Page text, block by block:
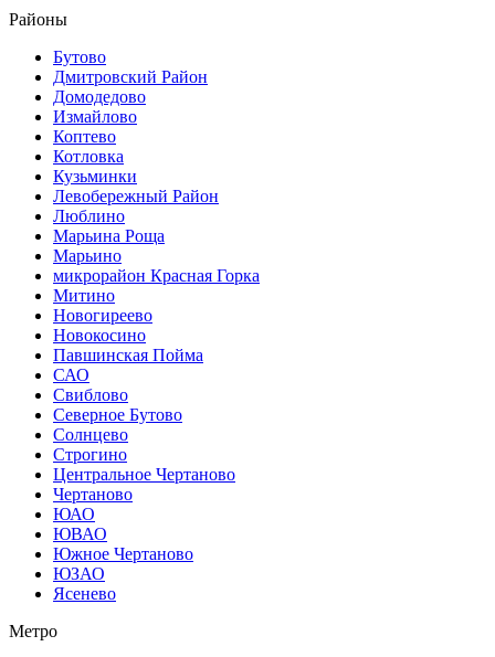
Районы
Бутово
Дмитровский Район
Домодедово
Измайлово
Коптево
Котловка
Кузьминки
Левобережный Район
Люблино
Марьина Роща
Марьино
микрорайон Красная Горка
Митино
Новогиреево
Новокосино
Павшинская Пойма
САО
Свиблово
Северное Бутово
Солнцево
Строгино
Центральное Чертаново
Чертаново
ЮАО
ЮВАО
Южное Чертаново
ЮЗАО
Ясенево
Метро